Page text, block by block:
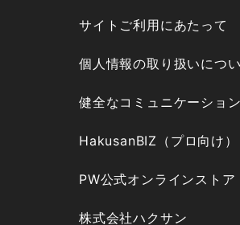
サイトご利用にあたって
個人情報の取り扱いにつ
健全なコミュニケーショ
HakusanBIZ（プロ向け）
PW公式オンラインストア
株式会社ハクサン